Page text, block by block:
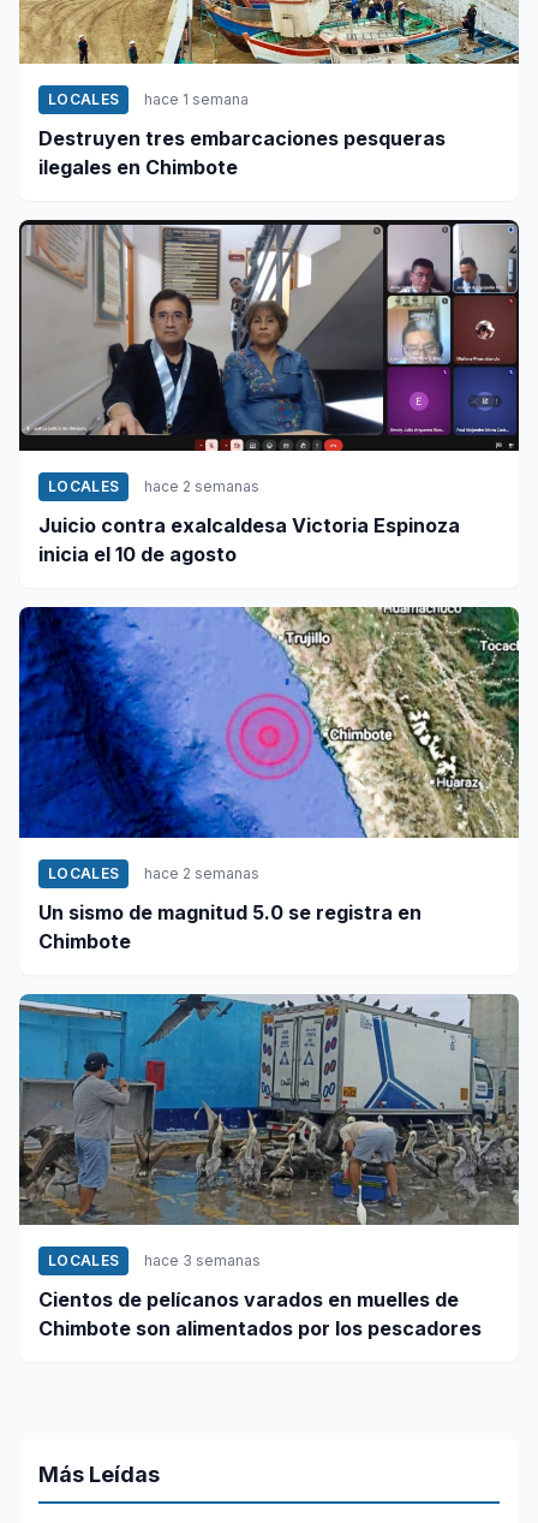
LOCALES hace 1 semana
Destruyen tres embarcaciones pesqueras
ilegales en Chimbote
LOCALES hace 2 semanas
Juicio contra exalcaldesa Victoria Espinoza
inicia el 10 de agosto
LOCALES hace 2 semanas
Un sismo de magnitud 5.0 se registra en
Chimbote
LOCALES hace 3 semanas
Cientos de pelícanos varados en muelles de
Chimbote son alimentados por los pescadores
Más Leídas